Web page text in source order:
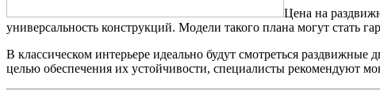
Цена на
универсальность конструкций. Модели такого плана могут стать
В классическом интерьере идеально будут смотреться
целью обеспечения их устойчивости, специалисты рекомендуют